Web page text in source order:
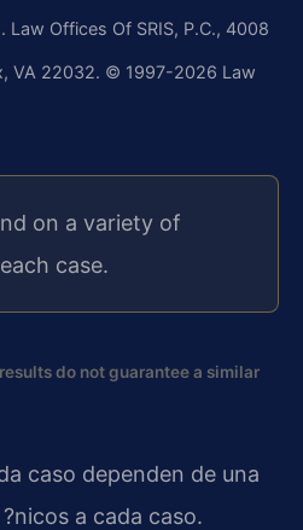
Law Offices Of SRIS, P.C., 4008
VA 22032. © 1997-2026 Law
on a variety of
case.
do not guarantee a similar
caso dependen de una
a cada caso.